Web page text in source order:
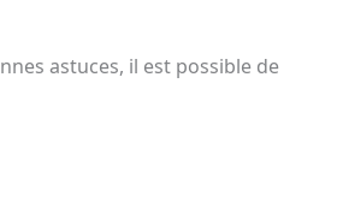
astuces, il est possible de